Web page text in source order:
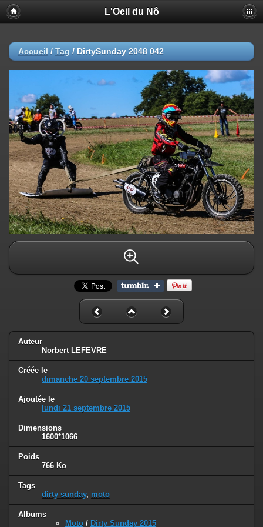
L'Oeil du Nô
Accueil / Tag / DirtySunday 2048 042
Auteur
Norbert LEFEVRE
Créée le
dimanche 20 septembre 2015
Ajoutée le
lundi 21 septembre 2015
Dimensions
1600*1066
Poids
766 Ko
Tags
dirty sunday, moto
Albums
Moto / Dirty Sunday 2015